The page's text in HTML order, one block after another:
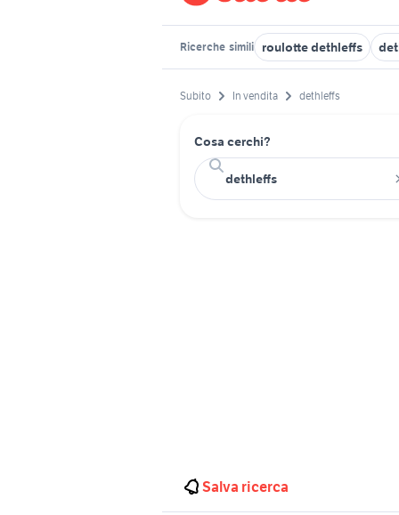
Ricerche simili roulotte dethleffs
Subito In vendita dethleffs
Cosa cerchi?
Salva ricerca